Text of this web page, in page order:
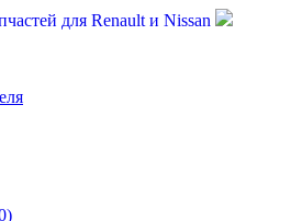
для Renault и Nissan